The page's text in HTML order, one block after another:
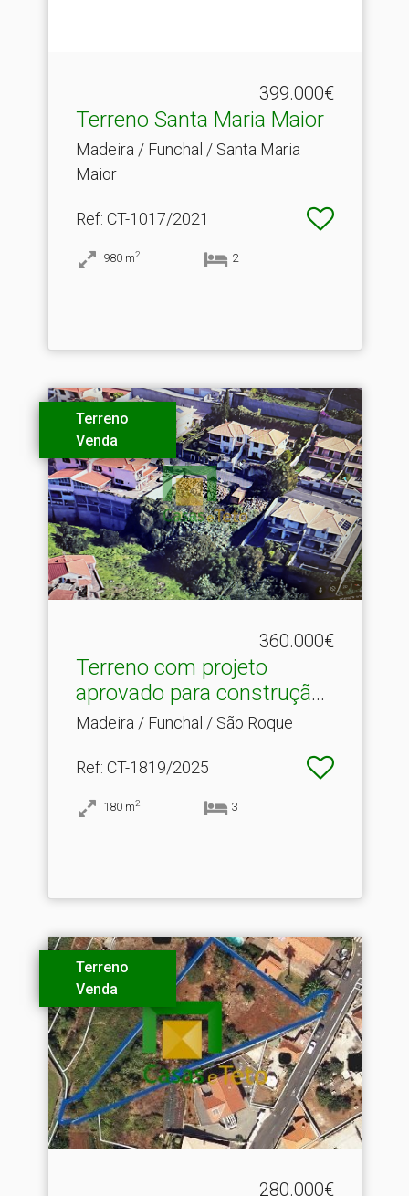
399.000€
Terreno Santa Maria Maior
Madeira / Funchal / Santa Maria
Maior
Ref: CT-1017/2021
980 m2 2
Terreno
Venda
360.000€
Terreno com projeto
aprovado para construção .​
..
Madeira / Funchal / São Roque
Ref: CT-1819/2025
180 m2 3
Terreno
Venda
280.000€